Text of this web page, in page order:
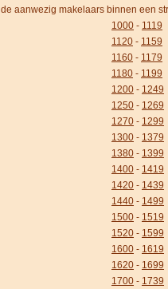
de aanwezig makelaars binnen een
1000 - 1119
1120 - 1159
1160 - 1179
1180 - 1199
1200 - 1249
1250 - 1269
1270 - 1299
1300 - 1379
1380 - 1399
1400 - 1419
1420 - 1439
1440 - 1499
1500 - 1519
1520 - 1599
1600 - 1619
1620 - 1699
1700 - 1739